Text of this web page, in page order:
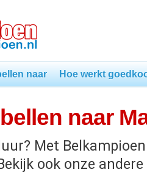
naar Hoe werkt
naar
Met
ook onze